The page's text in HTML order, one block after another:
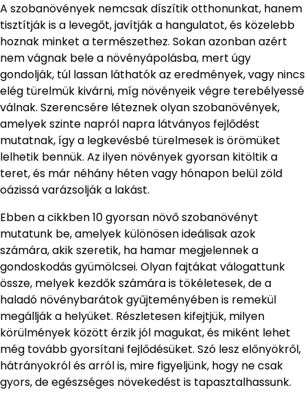
A szobanövények nemcsak díszítik otthonunkat, hanem
tisztítják is a levegőt, javítják a hangulatot, és közelebb
hoznak minket a természethez. Sokan azonban azért
nem vágnak bele a növényápolásba, mert úgy
gondolják, túl lassan láthatók az eredmények, vagy nincs
elég türelmük kivárni, míg növényeik végre terebélyessé
válnak. Szerencsére léteznek olyan szobanövények,
amelyek szinte napról napra látványos fejlődést
mutatnak, így a legkevésbé türelmesek is örömüket
lelhetik bennük. Az ilyen növények gyorsan kitöltik a
teret, és már néhány héten vagy hónapon belül zöld
oázissá varázsolják a lakást.
Ebben a cikkben 10 gyorsan növő szobanövényt
mutatunk be, amelyek különösen ideálisak azok
számára, akik szeretik, ha hamar megjelennek a
gondoskodás gyümölcsei. Olyan fajtákat válogattunk
össze, melyek kezdők számára is tökéletesek, de a
haladó növénybarátok gyűjteményében is remekül
megállják a helyüket. Részletesen kifejtjük, milyen
körülmények között érzik jól magukat, és miként lehet
még tovább gyorsítani fejlődésüket. Szó lesz előnyökről,
hátrányokról és arról is, mire figyeljünk, hogy ne csak
gyors, de egészséges növekedést is tapasztalhassunk.